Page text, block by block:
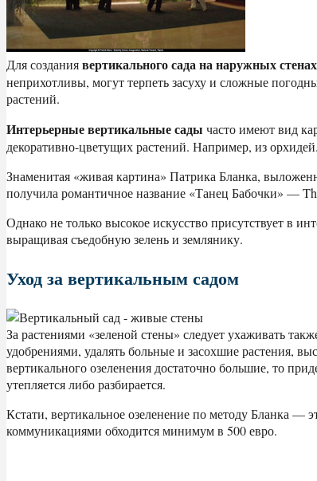
Для созданиявертикального сада на наружных
неприхотливы, могут терпеть засуху и сложные
растений.
Интерьерные вертикальные сады часто имеют вид
декоративно-цветущих растений. Например, из орхидей.
Знаменитая «живая картина» Патрика Бланка,
получила романтичное название «Танец Бабочки» —
Однако не только высокое искусство присутствует в
выращивая съедобную зелень и землянику.
Уход за вертикальным садом
За растениями «зеленой стены» следует ухаживать
удобрениями, удалять больные и засохшие растения,
вертикального озеленения достаточно большие, то
утепляется либо разбирается.
Кстати, вертикальное озеленение по методу Бланка —
коммуникациями обходится минимум в 500 евро.